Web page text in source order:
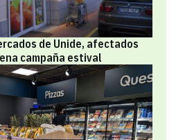
de Unide, afectados
campaña estival